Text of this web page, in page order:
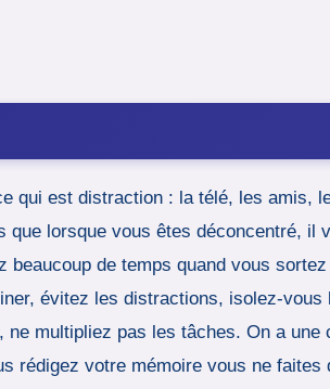
qui est distraction : la télé, les amis,
que lorsque vous êtes déconcentré, il
de temps quand vous
évitez les distractions, isolez-vous
multipliez pas les tâches. On a une
rédigez votre mémoire vous ne faites